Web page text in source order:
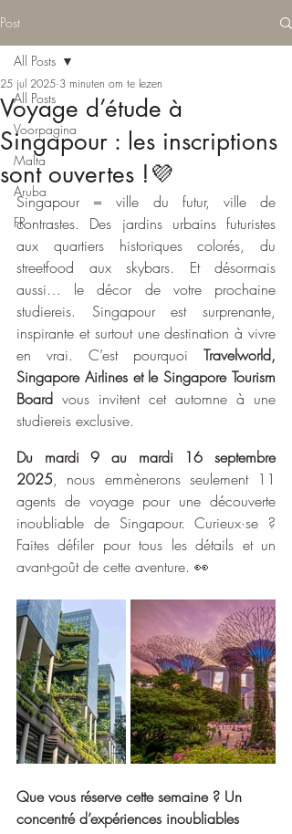
Post
All Posts
Voorpagina
Malta
Aruba
FR
All Posts
Voyage d’étude à
Singapour : les inscriptions
sont ouvertes !💜
25 jul 2025 3 minuten om te lezen
Singapour = ville du futur, ville de
contrastes. Des jardins urbains futuristes
aux quartiers historiques colorés, du
streetfood aux skybars. Et désormais
aussi… le décor de votre prochaine
studiereis. Singapour est surprenante,
inspirante et surtout une destination à vivre
en vrai. C’est pourquoi Travelworld,
Singapore Airlines et le Singapore Tourism
Board vous invitent cet automne à une
studiereis exclusive.
Du mardi 9 au mardi 16 septembre
2025, nous emmènerons seulement 11
agents de voyage pour une découverte
inoubliable de Singapour. Curieux·se ?
Faites défiler pour tous les détails et un
avant-goût de cette aventure. 👀
Que vous réserve cette semaine ? Un
concentré d’expériences inoubliables